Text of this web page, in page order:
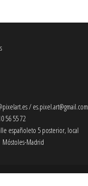
/ es.pixel.art@gmail.com
56 55 72
españoleto 5 posterior, local
Móstoles-Madrid